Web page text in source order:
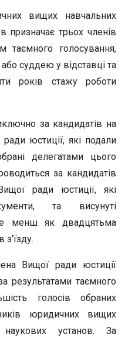
вищих навчальних
призначає трьох членів
таємного голосування,
суддею у відставці та
років стажу роботи
за кандидатів на
юстиції, які подали
делегатами цього
за кандидатів
ради юстиції, які
та висунуті
менш як двадцятьма
Вищої ради юстиції
результатами таємного
голосів обраних
юридичних вищих
установ. За